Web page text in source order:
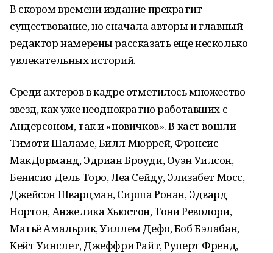
В скором времени издание прекратит
существование, но сначала авторы и главный
редактор намерены рассказать еще несколько
увлекательных историй.
Среди актеров в кадре отметилось множество
звезд, как уже неоднократно работавших с
Андерсоном, так и «новичков». В каст вошли
Тимоти Шаламе, Билл Мюррей, Фрэнсис
МакДорманд, Эдриан Броуди, Оуэн Уилсон,
Бенисио Дель Торо, Леа Сейду, Элизабет Мосс,
Джейсон Шварцман, Сирша Ронан, Эдвард
Нортон, Анжелика Хьюстон, Тони Револори,
Матьё Амальрик, Уиллем Дефо, Боб Бэлабан,
Кейт Уинслет, Джеффри Райт, Руперт Френд,